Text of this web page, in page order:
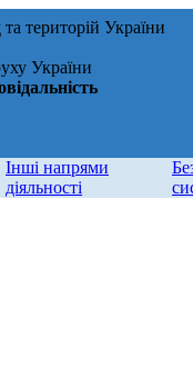
територій України
України
Інші напрями
діяльності